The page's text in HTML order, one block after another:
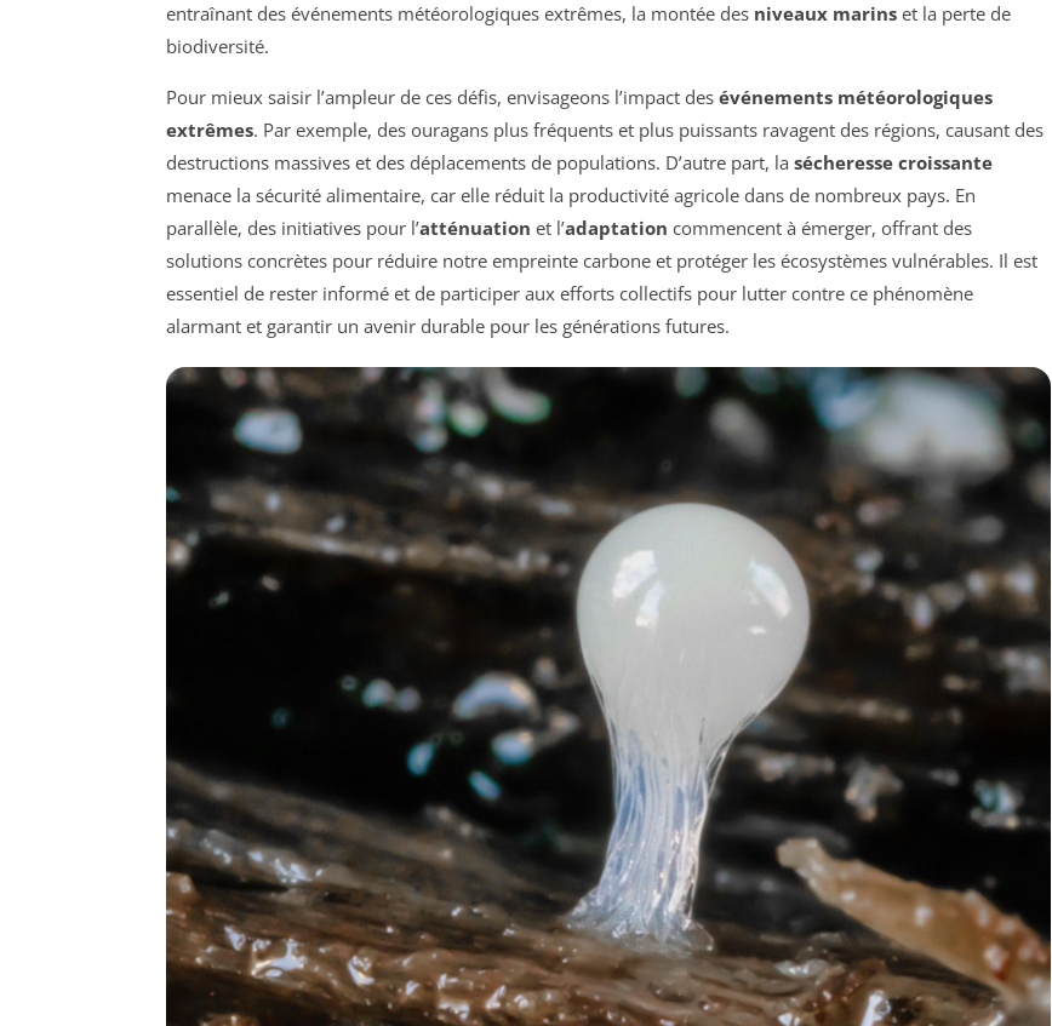
entraînant des événements météorologiques extrêmes, la montée des niveaux marins et la perte de
biodiversité.
Pour mieux saisir l’ampleur de ces défis, envisageons l’impact des événements météorologiques
extrêmes. Par exemple, des ouragans plus fréquents et plus puissants ravagent des régions, causant des
destructions massives et des déplacements de populations. D’autre part, la sécheresse croissante
menace la sécurité alimentaire, car elle réduit la productivité agricole dans de nombreux pays. En
parallèle, des initiatives pour l’atténuation et l’adaptation commencent à émerger, offrant des
solutions concrètes pour réduire notre empreinte carbone et protéger les écosystèmes vulnérables. Il est
essentiel de rester informé et de participer aux efforts collectifs pour lutter contre ce phénomène
alarmant et garantir un avenir durable pour les générations futures.